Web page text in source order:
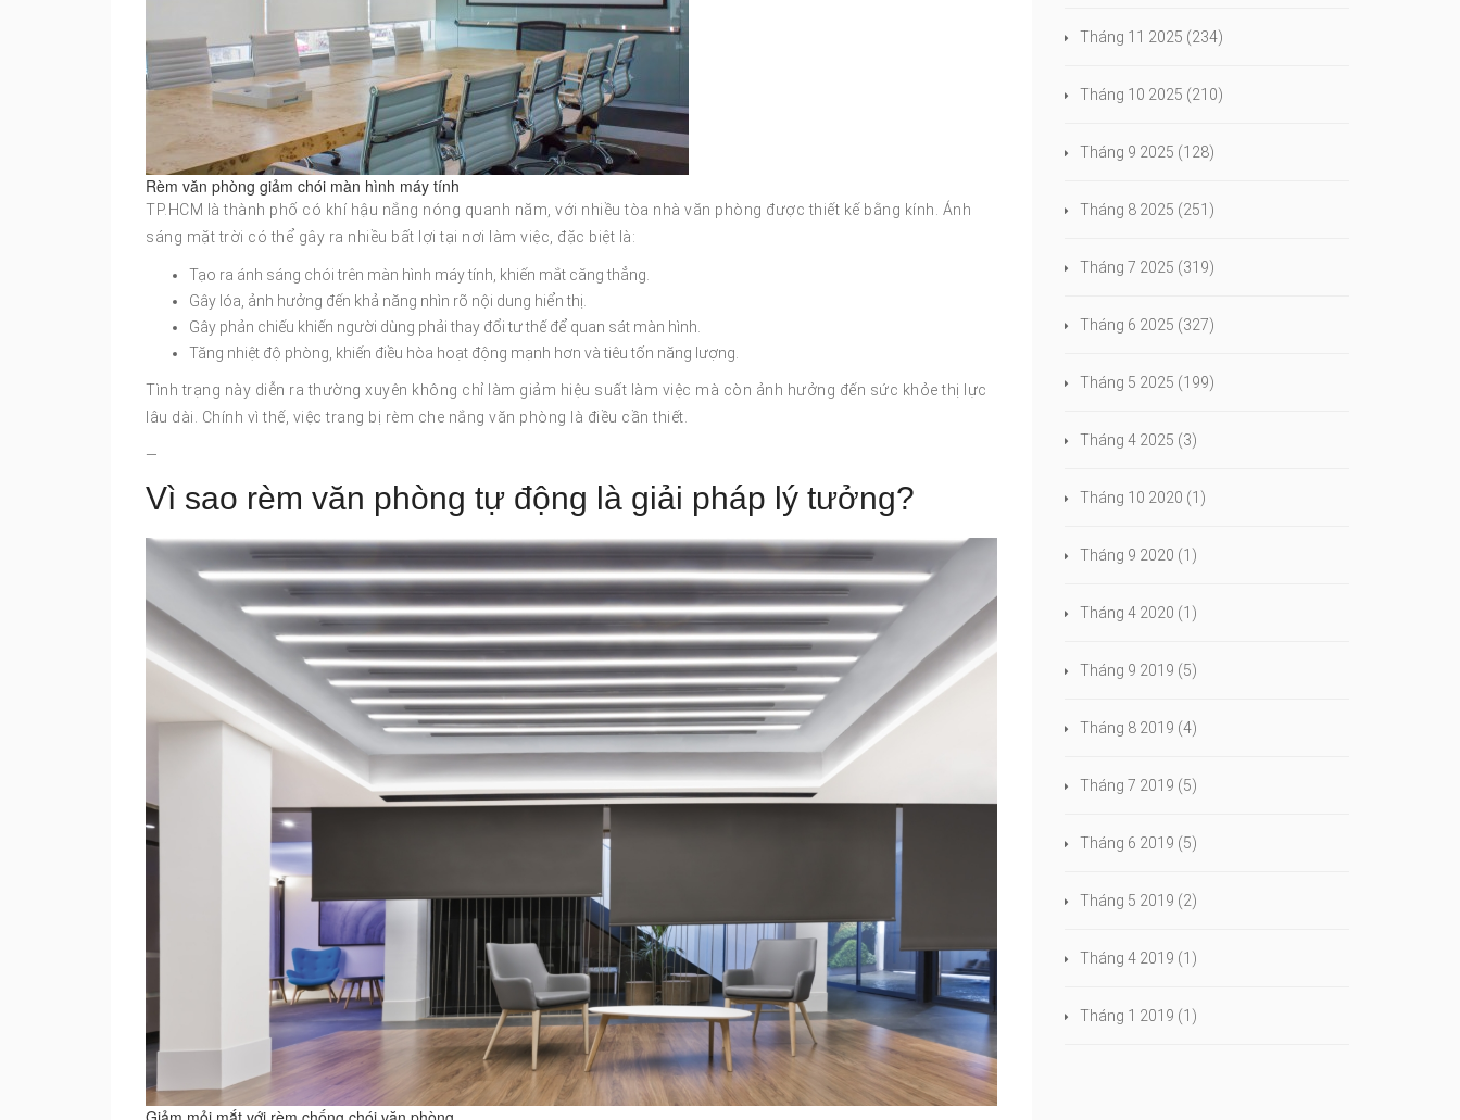
Rèm văn phòng giảm chói màn hình máy tính
TP.HCM là thành phố có khí hậu nắng nóng quanh năm, với nhiều tòa nhà văn phòng được thiết kế bằng kính. Ánh
sáng mặt trời có thể gây ra nhiều bất lợi tại nơi làm việc, đặc biệt là:
Tạo ra ánh sáng chói trên màn hình máy tính, khiến mắt căng thẳng.
Gây lóa, ảnh hưởng đến khả năng nhìn rõ nội dung hiển thị.
Gây phản chiếu khiến người dùng phải thay đổi tư thế để quan sát màn hình.
Tăng nhiệt độ phòng, khiến điều hòa hoạt động mạnh hơn và tiêu tốn năng lượng.
Tình trạng này diễn ra thường xuyên không chỉ làm giảm hiệu suất làm việc mà còn ảnh hưởng đến sức khỏe thị lực
lâu dài. Chính vì thế, việc trang bị rèm che nắng văn phòng là điều cần thiết.
—
Vì sao rèm văn phòng tự động là giải pháp lý tưởng?
Tháng 11 2025 (234)
Tháng 10 2025 (210)
Tháng 9 2025 (128)
Tháng 8 2025 (251)
Tháng 7 2025 (319)
Tháng 6 2025 (327)
Tháng 5 2025 (199)
Tháng 4 2025 (3)
Tháng 10 2020 (1)
Tháng 9 2020 (1)
Tháng 4 2020 (1)
Tháng 9 2019 (5)
Tháng 8 2019 (4)
Tháng 7 2019 (5)
Tháng 6 2019 (5)
Tháng 5 2019 (2)
Tháng 4 2019 (1)
Tháng 1 2019 (1)